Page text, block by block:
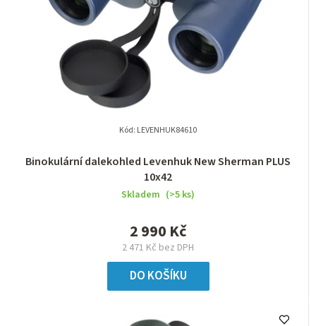
Binokulární dalekohled Levenhuk New Sherman PLUS
10x42
Skladem (>5 ks)
2 471 Kč bez DPH
2 990 Kč
DO KOŠÍKU
Kód: LEVENHUK84610